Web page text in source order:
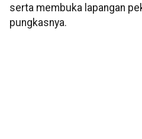
serta membuka lapangan
pungkasnya.